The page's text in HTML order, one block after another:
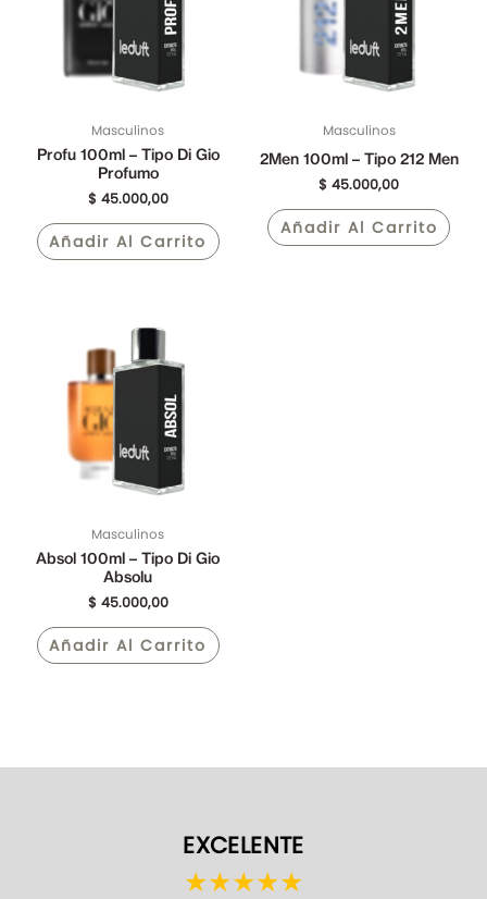
Masculinos
Profu 100ml – Tipo Di Gio
Profumo
$ 45.000,00
Añadir Al Carrito
Masculinos
2Men 100ml – Tipo 212 Men
$ 45.000,00
Añadir Al Carrito
Masculinos
Absol 100ml – Tipo Di Gio
Absolu
$ 45.000,00
Añadir Al Carrito
EXCELENTE
★★★★★